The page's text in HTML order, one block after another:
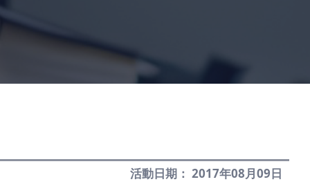
活動日期： 2017年08月09日